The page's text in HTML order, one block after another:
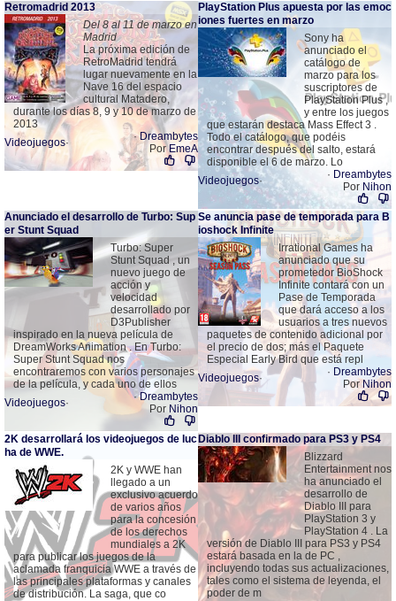
Retromadrid 2013
Del 8 al 11 de marzo en
Madrid
La próxima edición de
RetroMadrid tendrá
lugar nuevamente en la
Nave 16 del espacio
cultural Matadero,
durante los días 8, 9 y 10 de marzo de
2013
Videojuegos· ·Dreambytes
PorEmeA
PlayStation Plus apuesta por las emoc
iones fuertes en marzo
Sony ha
anunciado el
catálogo de
marzo para los
suscriptores de
PlayStation Plus ,
y entre los juegos
que estarán destaca Mass Effect 3 .
Todo el catálogo, que podéis
encontrar después del salto, estará
disponible el 6 de marzo. Lo
Videojuegos· · Dreambytes
Por Nihon
Anunciado el desarrollo de Turbo: Sup
er Stunt Squad
Turbo: Super
Stunt Squad , un
nuevo juego de
acción y
velocidad
desarrollado por
D3Publisher
inspirado en la nueva película de
DreamWorks Animation . En Turbo:
Super Stunt Squad nos
encontraremos con varios personajes
de la película, y cada uno de ellos
Videojuegos· ·Dreambytes
Por Nihon
Se anuncia pase de temporada para B
ioshock Infinite
Irrational Games ha
anunciado que su
prometedor BioShock
Infinite contará con un
Pase de Temporada
que dará acceso a los
usuarios a tres nuevos
paquetes de contenido adicional por
el precio de dos; más el Paquete
Especial Early Bird que está repl
Videojuegos· · Dreambytes
Por Nihon
2K desarrollará los videojuegos de luc
ha de WWE.
2K y WWE han
llegado a un
exclusivo acuerdo
de varios años
para la concesión
de los derechos
mundiales a 2K
para publicar los juegos de la
aclamada franquicia WWE a través de
las principales plataformas y canales
de distribución. La saga, que co
Diablo III confirmado para PS3 y PS4
Blizzard
Entertainment nos
ha anunciado el
desarrollo de
Diablo III para
PlayStation 3 y
PlayStation 4 . La
versión de Diablo III para PS3 y PS4
estará basada en la de PC ,
incluyendo todas sus actualizaciones,
tales como el sistema de leyenda, el
poder de m